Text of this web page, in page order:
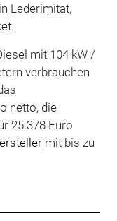
Lederimitat,
mit 104 kW /
verbrauchen
netto, die
25.378 Euro
mit bis zu